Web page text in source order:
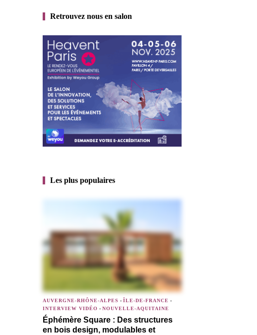
Retrouvez nous en salon
Les plus populaires
AUVERGNE-RHÔNE-ALPES - ÎLE-DE-FRANCE -
INTERVIEW VIDÉO - NOUVELLE-AQUITAINE
Éphémère Square : Des structures
en bois design, modulables et